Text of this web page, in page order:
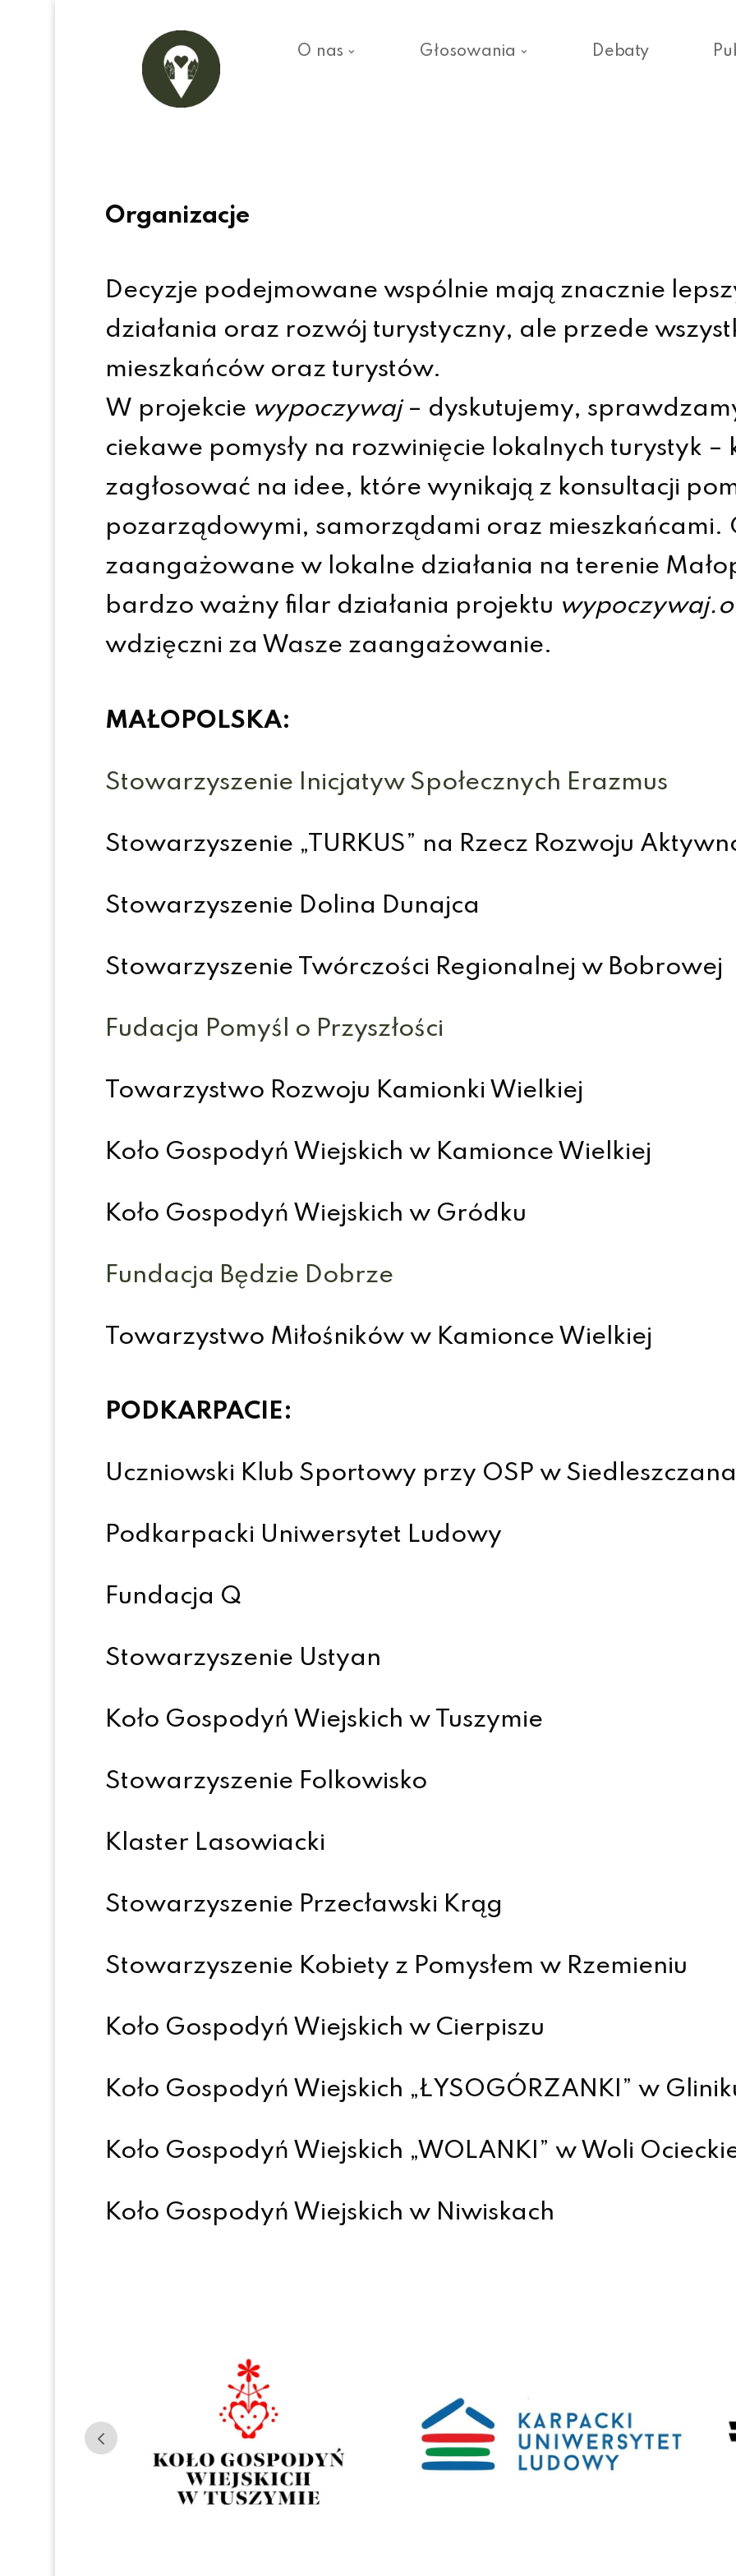
O nas Głosowania Debaty
Organizacje
Decyzje podejmowane wspólnie mają znacznie
działania oraz rozwój turystyczny, ale przede
mieszkańców oraz turystów.
W projekcie wypoczywaj– dyskutujemy,
ciekawe pomysły na rozwinięcie lokalnych turystyk –
zagłosować na idee, które wynikają z konsultacji
pozarządowymi, samorządami oraz mieszkańcami.
zaangażowane w lokalne działania na terenie
bardzo ważny filar działania projektu
wdzięczni za Wasze zaangażowanie.
MAŁOPOLSKA:
Stowarzyszenie Inicjatyw Społecznych Erazmus
Stowarzyszenie „TURKUS” na Rzecz Rozwoju
Stowarzyszenie Dolina Dunajca
Stowarzyszenie Twórczości Regionalnej w Bobrowej
Fudacja Pomyśl o Przyszłości
Towarzystwo Rozwoju Kamionki Wielkiej
Koło Gospodyń Wiejskich w Kamionce Wielkiej
Koło Gospodyń Wiejskich w Gródku
Fundacja Będzie Dobrze
Towarzystwo Miłośników w Kamionce Wielkiej
PODKARPACIE:
Uczniowski Klub Sportowy przy OSP w
Podkarpacki Uniwersytet Ludowy
Fundacja Q
Stowarzyszenie Ustyan
Koło Gospodyń Wiejskich w Tuszymie
Stowarzyszenie Folkowisko
Klaster Lasowiacki
Stowarzyszenie Przecławski Krąg
Stowarzyszenie Kobiety z Pomysłem w Rzemieniu
Koło Gospodyń Wiejskich w Cierpiszu
Koło Gospodyń Wiejskich „ŁYSOGÓRZANKI” w
Koło Gospodyń Wiejskich „WOLANKI” w Woli
Koło Gospodyń Wiejskich w Niwiskach